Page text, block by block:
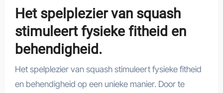
Het spelplezier van squash
stimuleert fysieke fitheid en
behendigheid.
Het spelplezier van squash stimuleert fysieke fitheid
en behendigheid op een unieke manier. Door te